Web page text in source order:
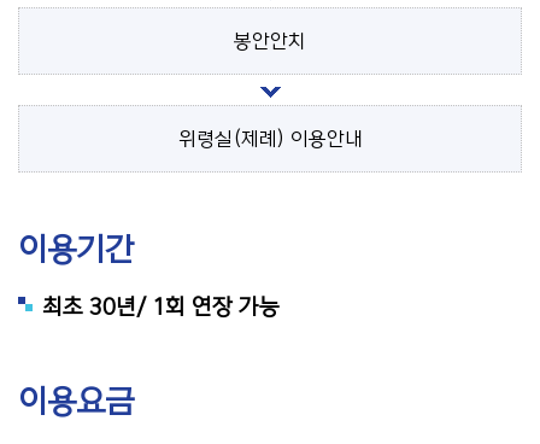
봉안안치
위령실(제례) 이용안내
이용기간
최초 30년/ 1회 연장 가능
이용요금